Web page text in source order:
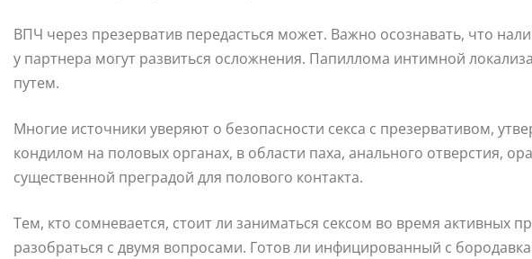
ВПЧ через презерватив передасться может. Важно осознавать, что
у партнера могут развиться осложнения. Папиллома интимной
путем.
Многие источники уверяют о безопасности секса с презервативом,
кондилом на половых органах, в области паха, анального отверстия,
существенной преградой для полового контакта.
Тем, кто сомневается, стоит ли заниматься сексом во время активных
разобраться с двумя вопросами. Готов ли инфицированный с